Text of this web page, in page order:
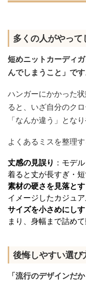
多くの人がやっ
短めニットカーディ
んでしまうこと」です
ハンガーにかかった
ると、いざ自分のク
「なんか違う」とな
よくあるミスを整理す
丈感の見誤り ：モデ
着ると丈が長すぎ・
素材の硬さを見落とす
イメージしたカジュ
サイズを小さめにし
まり、身幅まで詰め
後悔しやすい選び
「流行のデザインだ